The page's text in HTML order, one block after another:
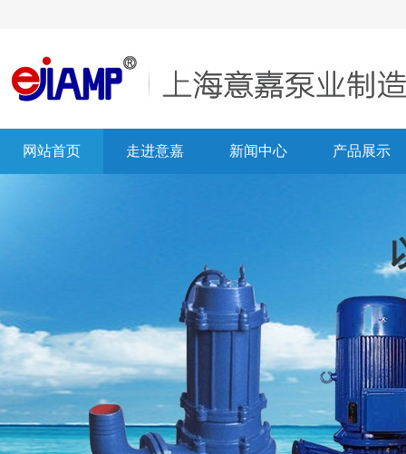
网站首页 走进意嘉 新闻中心 产品展示